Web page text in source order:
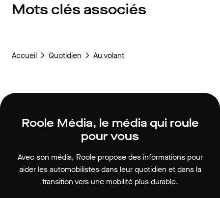
Mots clés associés
Accueil Quotidien Au volant
Roole Média, le média qui roule
pour vous
Avec son média, Roole propose des informations pour
aider les automobilistes dans leur quotidien et dans la
transition vers une mobilité plus durable.